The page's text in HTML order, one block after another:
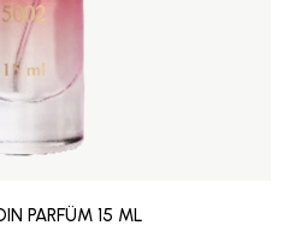
PARFÜM 15 ML